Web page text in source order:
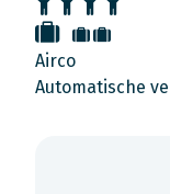
Airco
Automatische